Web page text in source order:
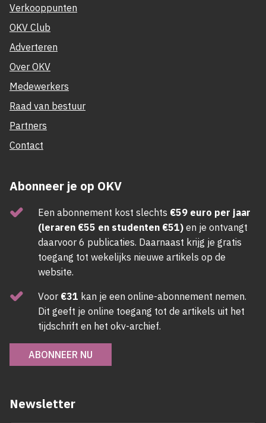
Verkooppunten
OKV Club
Adverteren
Over OKV
Medewerkers
Raad van bestuur
Partners
Contact
Abonneer je op OKV
Een abonnement kost slechts €59 euro per jaar
(leraren €55 en studenten €51) en je ontvangt
daarvoor 6 publicaties. Daarnaast krijg je gratis
toegang tot wekelijks nieuwe artikels op de
website.
Voor €31 kan je een online-abonnement nemen.
Dit geeft je online toegang tot de artikels uit het
tijdschrift en het okv-archief.
ABONNEER NU
Newsletter